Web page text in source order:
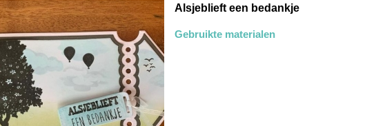
Alsjeblieft een bedankje
Gebruikte materialen